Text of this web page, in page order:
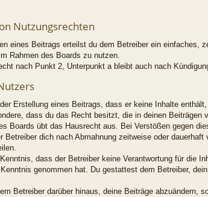
Nutzungsrechten
eines Beitrags erteilst du dem Betreiber ein einfaches,
Rahmen des Boards zu nutzen.
nach Punkt 2, Unterpunkt a bleibt auch nach
Erstellung eines Beitrags, dass er keine Inhalte
dass du das Recht besitzt, die in deinen Beiträgen
Boards übt das Hausrecht aus. Bei Verstößen gegen
Betreiber dich nach Abmahnung zeitweise oder
dass der Betreiber keine Verantwortung für die
genommen hat. Du gestattest dem Betreiber,
Betreiber darüber hinaus, deine Beiträge abzuändern,